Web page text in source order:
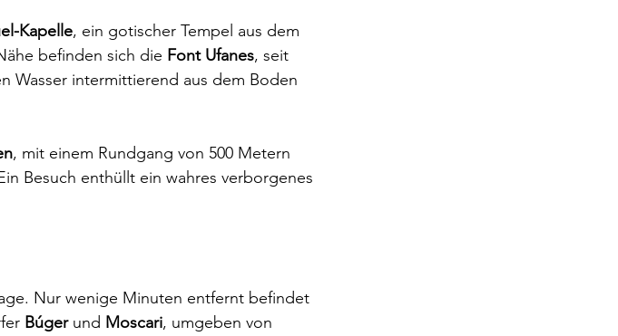
Kapelle, ein gotischer Tempel aus dem
befinden sich die Font Ufanes, seit
Wasser intermittierend aus dem Boden
, mit einem Rundgang von 500 Metern
Besuch enthüllt ein wahres verborgenes
Nur wenige Minuten entfernt befindet
Búger und Moscari, umgeben von